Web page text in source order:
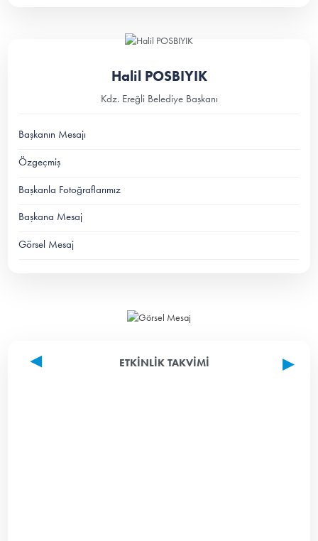
Halil POSBIYIK
Kdz. Ereğli Belediye Başkanı
Başkanın Mesajı
Özgeçmiş
Başkanla Fotoğraflarımız
Başkana Mesaj
Görsel Mesaj
ETKINLIK TAKVIMI